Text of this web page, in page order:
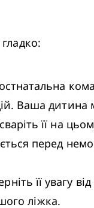
Ваша дитина
її на
перед
її увагу
ліжка.